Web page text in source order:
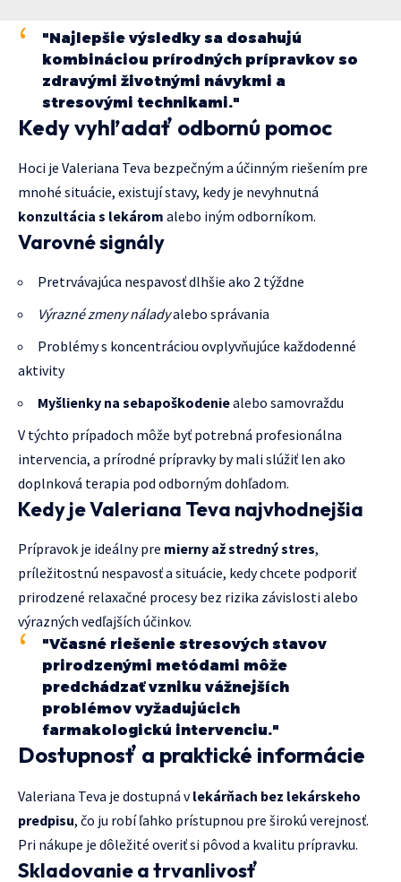
"Najlepšie výsledky sa dosahujú
kombináciou prírodných prípravkov so
zdravými životnými návykmi a
stresovými technikami."
Kedy vyhľadať odbornú pomoc
Hoci je Valeriana Teva bezpečným a účinným riešením pre
mnohé situácie, existují stavy, kedy je nevyhnutná
konzultácia s lekárom alebo iným odborníkom.
Varovné signály
Pretrvávajúca nespavosť dlhšie ako 2 týždne
Výrazné zmeny náladyalebo správania
Problémy s koncentráciou ovplyvňujúce každodenné
aktivity
Myšlienky na sebapoškodeniealebo samovraždu
V týchto prípadoch môže byť potrebná profesionálna
intervencia, a prírodné prípravky by mali slúžiť len ako
doplnková terapia pod odborným dohľadom.
Kedy je Valeriana Teva najvhodnejšia
Prípravok je ideálny pre mierny až stredný stres,
príležitostnú nespavosť a situácie, kedy chcete podporiť
prirodzené relaxačné procesy bez rizika závislosti alebo
výrazných vedľajších účinkov.
"Včasné riešenie stresových stavov
prirodzenými metódami môže
predchádzať vzniku vážnejších
problémov vyžadujúcich
farmakologickú intervenciu."
Dostupnosť a praktické informácie
Valeriana Teva je dostupná vlekárňach bez lekárskeho
predpisu, čo ju robí ľahko prístupnou pre širokú verejnosť.
Pri nákupe je dôležité overiť si pôvod a kvalitu prípravku.
Skladovanie a trvanlivosť